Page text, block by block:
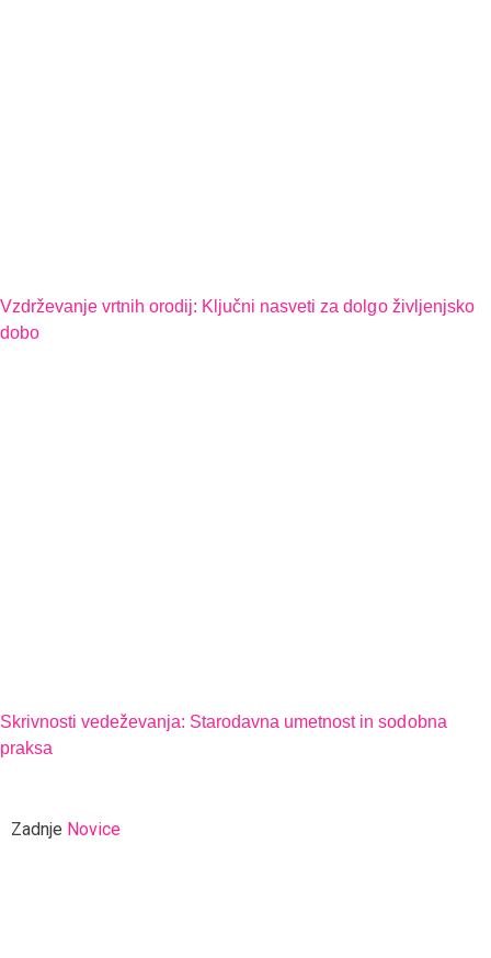
Vzdrževanje vrtnih orodij: Ključni nasveti za dolgo življenjsko
dobo
Skrivnosti vedeževanja: Starodavna umetnost in sodobna
praksa
Zadnje Novice